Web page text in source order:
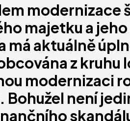
modernizace
majetku a
má aktuálně
z kruhu
modernizaci
Bohužel není